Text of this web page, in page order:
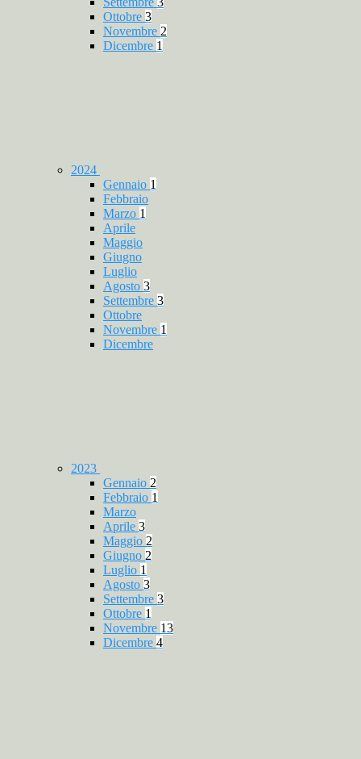
Ottobre 3
Novembre 2
Dicembre 1
2024
Gennaio 1
Febbraio
Marzo 1
Aprile
Maggio
Giugno
Luglio
Agosto 3
Settembre 3
Ottobre
Novembre 1
Dicembre
2023
Gennaio 2
Febbraio 1
Marzo
Aprile 3
Maggio 2
Giugno 2
Luglio 1
Agosto 3
Settembre 3
Ottobre 1
Novembre 13
Dicembre 4